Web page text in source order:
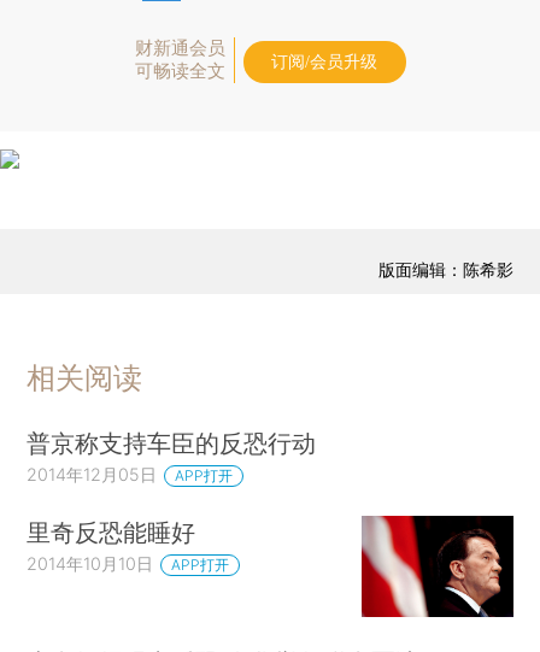
财新通会员
可畅读全文
订阅/会员升级
版面编辑：陈希影
相关阅读
普京称支持车臣的反恐行动
2014年12月05日 APP打开
里奇反恐能睡好
2014年10月10日 APP打开